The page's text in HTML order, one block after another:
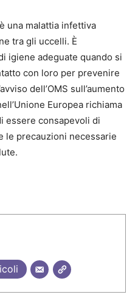
una malattia infettiva
tra gli uccelli. È
igiene adeguate quando si
con loro per prevenire
dell’OMS sull’aumento
Europea richiama
essere consapevoli di
le precauzioni necessarie